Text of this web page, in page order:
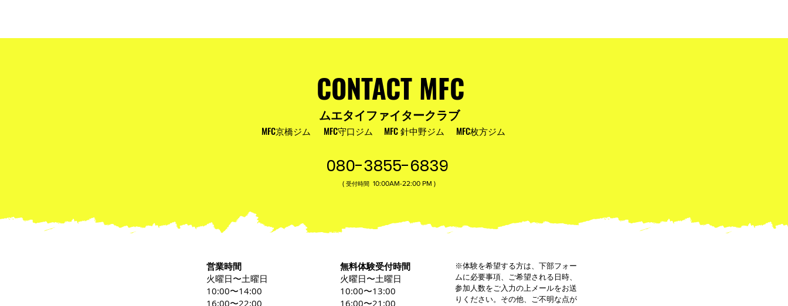
CONTACT MFC
ムエタイファイタークラブ
MFC京橋ジム MFC守口ジム MFC枚方ジム
MFC 針中野ジム
080-3855-6839
( 受付時間 10:00AM-22:00​ PM )
営業時間
火曜日〜土曜日
10:00〜14:00
16:00〜22:00
無料体験受付時間
火曜日〜土曜日
10:00〜13:00
16:00〜21:00
※体験を希望する方は、下部フォー
ムに必要事項、ご希望される日時、
参加人数をご入力の上メールをお送
りください。その他、ご不明な点が